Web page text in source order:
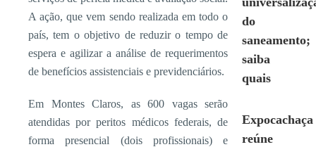
A ação, que vem sendo realizada em todo o
país, tem o objetivo de reduzir o tempo de
espera e agilizar a análise de requerimentos
de benefícios assistenciais e previdenciários.
Em Montes Claros, as 600 vagas serão
atendidas por peritos médicos federais, de
forma presencial (dois profissionais) e
do
saneamento;
saiba
quais
Expocachaça
reúne